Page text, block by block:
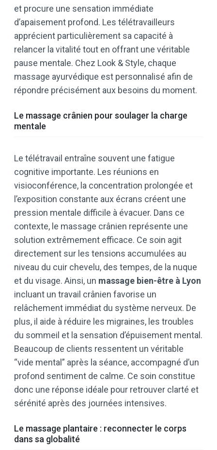
et procure une sensation immédiate
d’apaisement profond. Les télétravailleurs
apprécient particulièrement sa capacité à
relancer la vitalité tout en offrant une véritable
pause mentale. Chez Look & Style, chaque
massage ayurvédique est personnalisé afin de
répondre précisément aux besoins du moment.
Le massage crânien pour soulager la charge
mentale
Le télétravail entraîne souvent une fatigue
cognitive importante. Les réunions en
visioconférence, la concentration prolongée et
l’exposition constante aux écrans créent une
pression mentale difficile à évacuer. Dans ce
contexte, le massage crânien représente une
solution extrêmement efficace. Ce soin agit
directement sur les tensions accumulées au
niveau du cuir chevelu, des tempes, de la nuque
et du visage. Ainsi, un massage bien-être à Lyon
incluant un travail crânien favorise un
relâchement immédiat du système nerveux. De
plus, il aide à réduire les migraines, les troubles
du sommeil et la sensation d’épuisement mental.
Beaucoup de clients ressentent un véritable
“vide mental” après la séance, accompagné d’un
profond sentiment de calme. Ce soin constitue
donc une réponse idéale pour retrouver clarté et
sérénité après des journées intensives.
Le massage plantaire : reconnecter le corps
dans sa globalité